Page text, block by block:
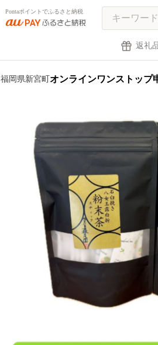
Pontaポイントでふるさと納税
返礼
福岡県新宮町 オンラインワンストップ